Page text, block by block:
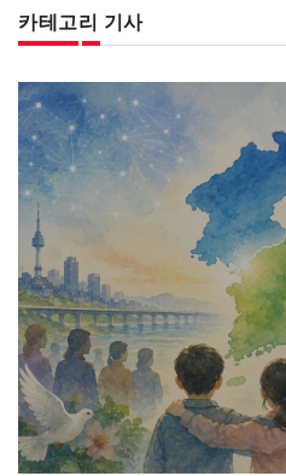
카테고리 기사